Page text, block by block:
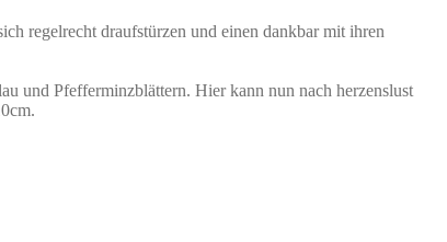
regelrecht draufstürzen und einen dankbar mit ihren
und Pfefferminzblättern. Hier kann nun nach herzenslust